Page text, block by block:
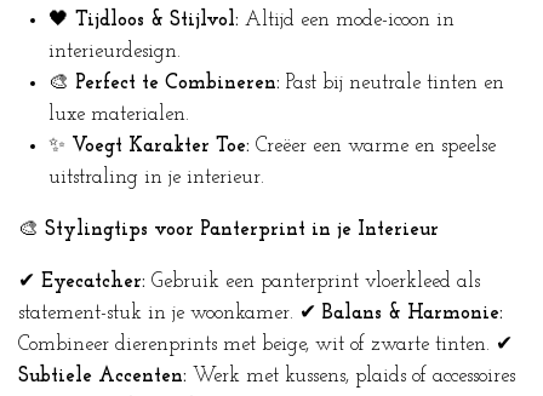
🖤 Tijdloos & Stijlvol: Altijd een mode-icoon in
interieurdesign.
🎨 Perfect te Combineren: Past bij neutrale tinten en
luxe materialen.
✨ Voegt Karakter Toe: Creëer een warme en speelse
uitstraling in je interieur.
🎨 Stylingtips voor Panterprint in je Interieur
✔ Eyecatcher: Gebruik een panterprint vloerkleed als
statement-stuk in je woonkamer. ✔ Balans & Harmonie:
Combineer dierenprints met beige, wit of zwarte tinten. ✔
Subtiele Accenten: Werk met kussens, plaids of accessoires